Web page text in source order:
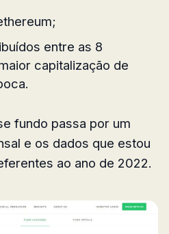
entre as 8
capitalização de
fundo passa por um
e os dados que estou
ao ano de 2022.